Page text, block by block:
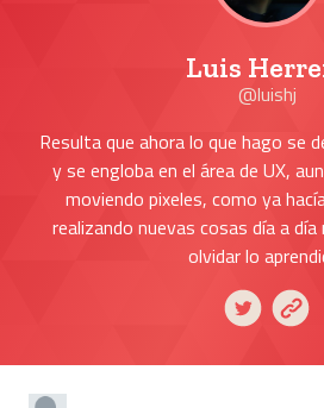
Luis
@luishj
Resulta que ahora lo que hago se
y se engloba en el área de UX,
moviendo pixeles, como ya
realizando nuevas cosas día a
olvidar lo